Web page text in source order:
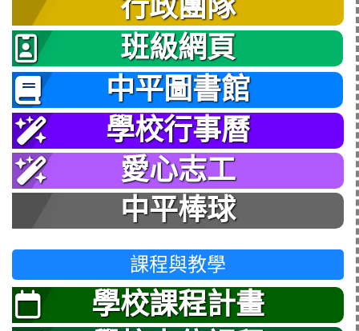
行政團隊
班級網頁
中平圖書館
學校行事曆
愛心志工
中平棒球
課程與教學
學校課程計畫